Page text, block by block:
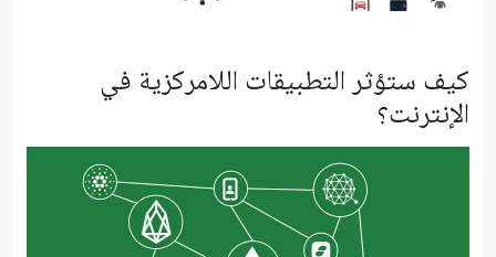
كيف ستؤثر التطبيقات اللامركزية في
الإنترنت؟